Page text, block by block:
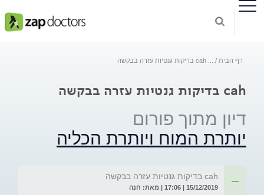
דף הבית cah בדיקות גנטיות עזרה בבקשה
cah בדיקות גנטיות עזרה בבקשה
דיון מתוך פורום
יותרת המוח ויותרת הכליה
cah בדיקות גנטיות עזרה בבקשה
15/12/2019 | 17:06 | מאת: חנה